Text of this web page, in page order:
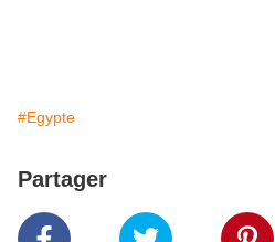
#Egypte
Partager